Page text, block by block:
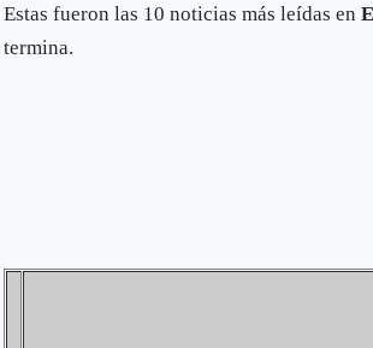
Estas fueron las 10 noticias más leídas en
termina.